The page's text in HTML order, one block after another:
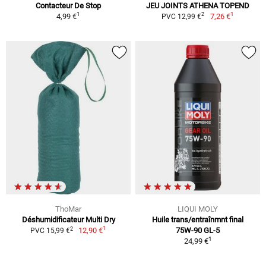
Contacteur De Stop
4,99 €1
JEU JOINTS ATHENA TOPEND
PVC 12,99 €2 7,26 €1
ThoMar
Déshumidificateur Multi Dry
PVC 15,99 €2 12,90 €1
LIQUI MOLY
Huile trans/entraînmnt final
75W-90 GL-5
24,99 €1